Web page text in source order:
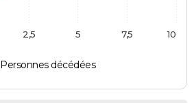
Personnes décédées
10
2,5 5 7,5